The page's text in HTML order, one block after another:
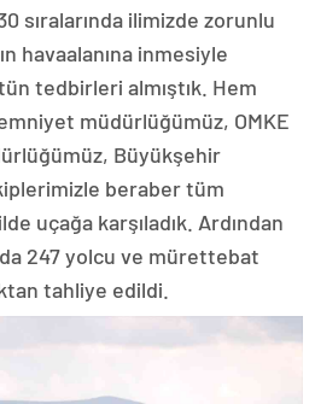
sıralarında ilimizde zorunlu
havaalanına inmesiyle
tedbirleri almıştık. Hem
müdürlüğümüz, OMKE
Büyükşehir
beraber tüm
uçağa karşıladık. Ardından
247 yolcu ve mürettebat
tahliye edildi.